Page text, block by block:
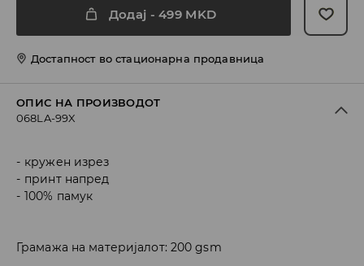
Додај -499 MKD
Достапност во стационарна продавница
ОПИС НА ПРОИЗВОДОТ
068LA-99X
кружен изрез
принт напред
100% памук
Грамажа на материјалот: 200 gsm